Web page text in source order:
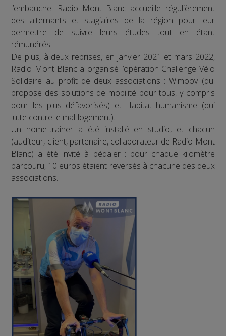
l’embauche. Radio Mont Blanc accueille régulièrement
des alternants et stagiaires de la région pour leur
permettre de suivre leurs études tout en étant
rémunérés.
De plus, à deux reprises, en janvier 2021 et mars 2022,
Radio Mont Blanc a organisé l’opération Challenge Vélo
Solidaire au profit de deux associations : Wimoov (qui
propose des solutions de mobilité pour tous, y compris
pour les plus défavorisés) et Habitat humanisme (qui
lutte contre le mal-logement).
Un home-trainer a été installé en studio, et chacun
(auditeur, client, partenaire, collaborateur de Radio Mont
Blanc) a été invité à pédaler : pour chaque kilomètre
parcouru, 10 euros étaient reversés à chacune des deux
associations.